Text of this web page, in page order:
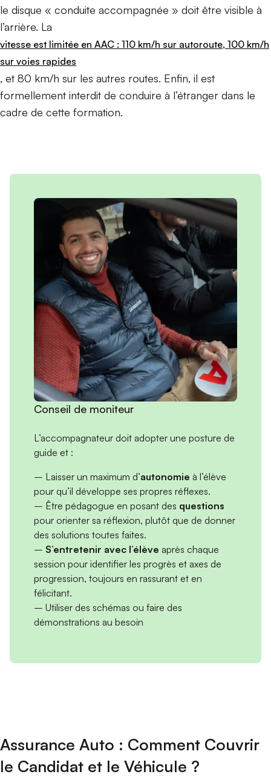
le disque « conduite accompagnée » doit être visible à
l’arrière. La
vitesse est limitée en AAC : 110 km/h sur autoroute, 100 km/h
sur voies rapides
, et 80 km/h sur les autres routes. Enfin, il est
formellement interdit de conduire à l’étranger dans le
cadre de cette formation.
Conseil de moniteur
L’accompagnateur doit adopter une posture de
guide et :
– Laisser un maximum d’autonomie à l’élève
pour qu’il développe ses propres réflexes.
– Être pédagogue en posant des questions
pour orienter sa réflexion, plutôt que de donner
des solutions toutes faites.
– S’entretenir avec l’élève après chaque
session pour identifier les progrès et axes de
progression, toujours en rassurant et en
félicitant.
– Utiliser des schémas ou faire des
démonstrations au besoin
Assurance Auto : Comment Couvrir
le Candidat et le Véhicule ?